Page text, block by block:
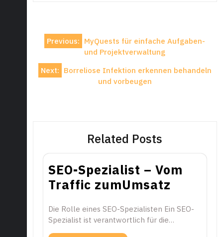
Post
navigation
Previous: MyQuests für einfache Aufgaben-
und Projektverwaltung
Next: Borreliose Infektion erkennen behandeln
und vorbeugen
Related Posts
SEO-Spezialist – Vom
Traffic zumUmsatz
Die Rolle eines SEO-Spezialisten Ein SEO-
Spezialist ist verantwortlich für die…